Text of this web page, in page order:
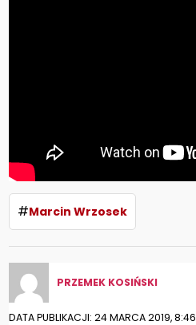
#Marcin Wrzosek
PRZEMEK KOSIŃSKI
DATA PUBLIKACJI: 24 MARCA 2019, 8:46